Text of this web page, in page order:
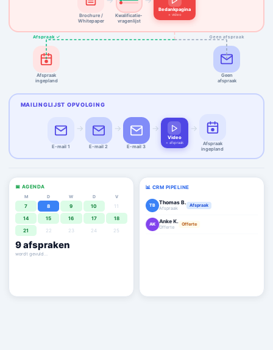
Brochure /
Whitepaper
Kwalificatie-
vragenlijst
Bedankpagina
+ video
Afspraak ✓ Geen afspraak
Afspraak
ingepland
Geen
afspraak
MAILINGLIJST OPVOLGING
E-mail 1
→
E-mail 2
→
E-mail 3
→
Video
+ afspraak
→
Afspraak
ingepland
📅 AGENDA
M D W D V
7 8 9 10
11
14
15 16 17
18
21
22 23 24 25
9afspraken
agenda staat vol ✓
📊 CRM PIPELINE
TB Thomas B.
Afspraak
Afspraak
AK Anke K.
Offerte
Offerte